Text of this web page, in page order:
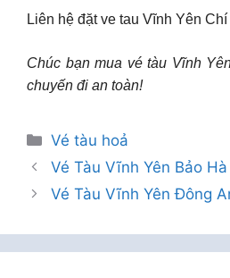
Liên hệ đặt ve tau Vĩnh Yên
Chúc bạn mua vé tàu Vĩnh
chuyến đi an toàn!
Danh
mục
Vé tàu hoả
Vé Tàu Vĩnh Yên Bảo Hà
Vé Tàu Vĩnh Yên Đông